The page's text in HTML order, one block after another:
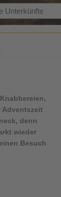
denn
wieder
Besuch